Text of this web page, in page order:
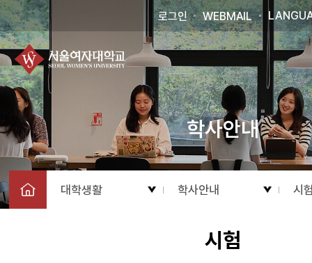
학사안내
로그인 WEBMAIL
대학생활 학사안내 시
시험